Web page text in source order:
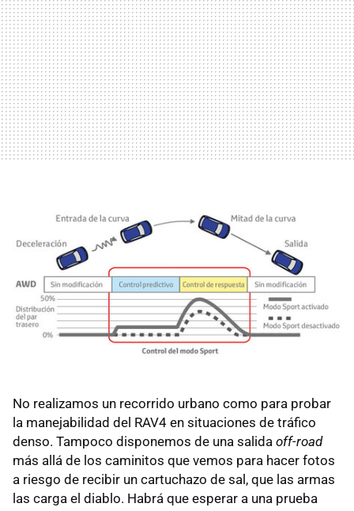
No realizamos un recorrido urbano como para probar
la manejabilidad del RAV4 en situaciones de tráfico
denso. Tampoco disponemos de una salida off-road
más allá de los caminitos que vemos para hacer fotos
a riesgo de recibir un cartuchazo de sal, que las armas
las carga el diablo. Habrá que esperar a una prueba